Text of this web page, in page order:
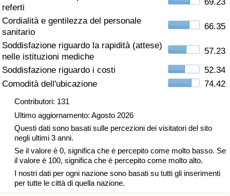
referti
69.23
Cordialità e gentilezza del personale
sanitario
66.35
Soddisfazione riguardo la rapidità (attese)
nelle istituzioni mediche
57.23
Soddisfazione riguardo i costi
52.34
Comodità dell'ubicazione
74.42
Contributori: 131
Ultimo aggiornamento: Agosto 2026
Questi dati sono basati sulle percezioni dei visitatori del sito
negli ultimi 3 anni.
Se il valore è 0, significa che è percepito come molto basso. Se
il valore è 100, significa che è percepito come molto alto.
I nostri dati per ogni nazione sono basati su tutti gli inserimenti
per tutte le città di quella nazione.
Indice dell’Assistenza Sanitaria (Corrente)
Indice dell’Assistenza Sanitaria
Indice dell’Assistenza Sanitaria per
Nazione
Inquinamento
Indice dell’Inquinamento (Corrente)
Indice di inquinamento
Indice dell’Inquinamento per Nazione